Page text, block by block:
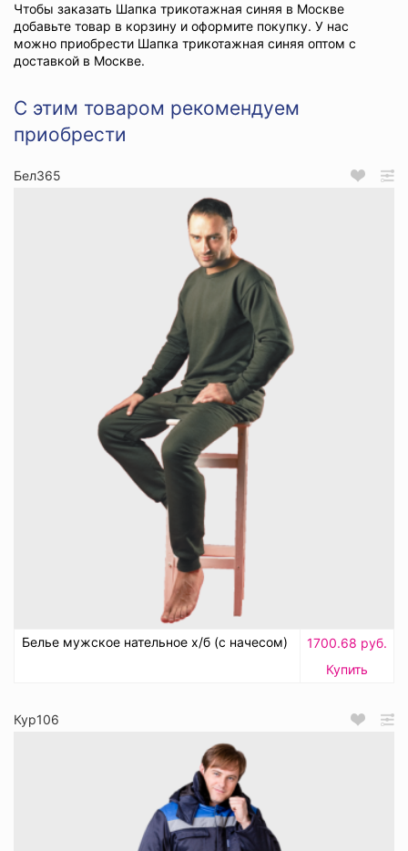
Чтобы заказать Шапка трикотажная синяя в Москве
добавьте товар в корзину и оформите покупку. У нас
можно приобрести Шапка трикотажная синяя оптом с
доставкой в Москве.
С этим товаром рекомендуем
приобрести
Бел365
Белье мужское нательное х/б (с начесом)
1700.68 руб.
Купить
Кур106